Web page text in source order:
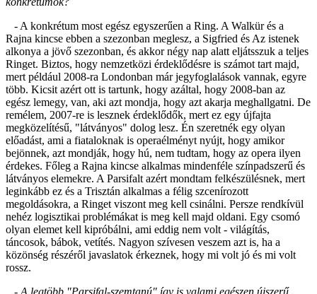
- A konkrétum most egész egyszerűen a Ring. A Walkür és a
Rajna kincse ebben a szezonban meglesz, a Sigfried és Az istenek
alkonya a jövő szezonban, és akkor négy nap alatt eljátsszuk a teljes
Ringet. Biztos, hogy nemzetközi érdeklődésre is számot tart majd,
mert például 2008-ra Londonban már jegyfoglalások vannak, egyre
több. Kicsit azért ott is tartunk, hogy azáltal, hogy 2008-ban az
egész lemegy, van, aki azt mondja, hogy azt akarja meghallgatni. De
remélem, 2007-re is lesznek érdeklődők, mert ez egy újfajta
megközelítésű, "látványos" dolog lesz. Én szeretnék egy olyan
előadást, ami a fiataloknak is operaélményt nyújt, hogy amikor
bejönnek, azt mondják, hogy hú, nem tudtam, hogy az opera ilyen
érdekes. Főleg a Rajna kincse alkalmas mindenféle színpadszerű és
látványos elemekre. A Parsifalt azért mondtam felkészülésnek, mert
leginkább ez és a Trisztán alkalmas a félig szcenírozott
megoldásokra, a Ringet viszont meg kell csinálni. Persze rendkívül
nehéz logisztikai problémákat is meg kell majd oldani. Egy csomó
olyan elemet kell kipróbálni, ami eddig nem volt - világítás,
táncosok, bábok, vetítés. Nagyon szívesen veszem azt is, ha a
közönség részéről javaslatok érkeznek, hogy mi volt jó és mi volt
rossz.